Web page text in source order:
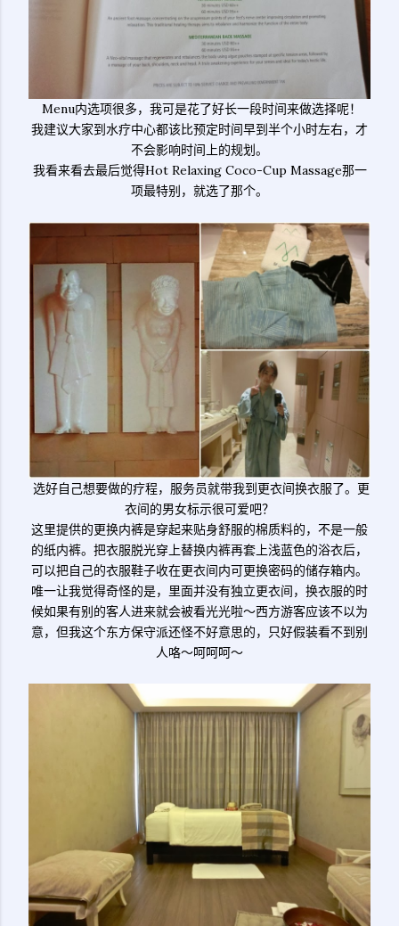
Menu内选项很多，我可是花了好长一段时间来做选择呢！
我建议大家到水疗中心都该比预定时间早到半个小时左右，才
不会影响时间上的规划。
我看来看去最后觉得Hot Relaxing Coco-Cup Massage那一
项最特别，就选了那个。
选好自己想要做的疗程，服务员就带我到更衣间换衣服了。更
衣间的男女标示很可爱吧？
这里提供的更换内裤是穿起来贴身舒服的棉质料的，不是一般
的纸内裤。把衣服脱光穿上替换内裤再套上浅蓝色的浴衣后，
可以把自己的衣服鞋子收在更衣间内可更换密码的储存箱内。
唯一让我觉得奇怪的是，里面并没有独立更衣间，换衣服的时
候如果有别的客人进来就会被看光光啦～西方游客应该不以为
意，但我这个东方保守派还怪不好意思的，只好假装看不到别
人咯～呵呵呵～